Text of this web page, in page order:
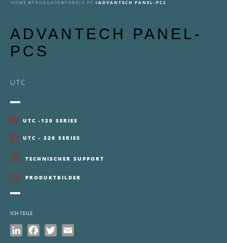
HOME PRODUKTE PANELS PC ADVANTECH PANEL-PCS
ADVANTECH PANEL-
PCS
UTC
UTC -120 SERIES
UTC - 320 SERIES
TECHNISCHER SUPPORT
PRODUKTBILDER
ICH TEILE
LinkedInFacebook
Twitter